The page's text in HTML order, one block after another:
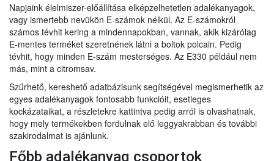
Napjaink élelmiszer-előállítása elképzelhetetlen adalékanyagok,
vagy ismertebb nevükön E-számok nélkül. Az E-számokról
számos tévhit kering a mindennapokban, vannak, akik kizárólag
E-mentes terméket szeretnének látni a boltok polcain. Pedig
tévhit, hogy minden E-szám mesterséges. Az E330 például nem
más, mint a citromsav.
Szűrhető, kereshető adatbázisunk segítségével megismerhetik az
egyes adalékanyagok fontosabb funkcióit, esetleges
kockázataikat, a részletekre kattintva pedig arról is olvashatnak,
hogy mely termékekben fordulnak elő leggyakrabban és további
szakirodalmat is ajánlunk.
Főbb adalékanyag csoportok